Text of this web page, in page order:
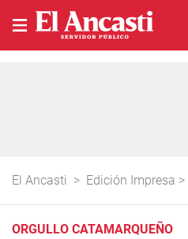
El Ancasti > Edición Impresa >
ORGULLO CATAMARQUEÑO